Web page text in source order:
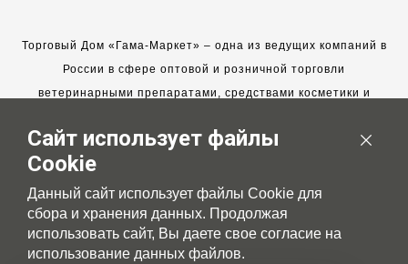
Торговый Дом «Гама-Маркет» – одна из ведущих компаний в
России в сфере оптовой и розничной торговли
ветеринарными препаратами, средствами косметики и
Мы работаем с 2005 года. Мы приглашаем к сотрудничеству
новых клиентов и всегда рассчитываем на взаимовыгодные,
долгосрочные партнерские отношения.
Сайт использует файлы
Cookie
Данный сайт использует файлы Cookie для
сбора и хранения данных. Продолжая
использовать сайт, Вы даете свое согласие на
использование данных файлов.